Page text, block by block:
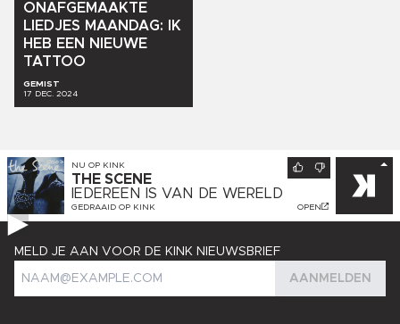
ONAFGEMAAKTE
LIEDJES MAANDAG:
IK
HEB EEN
NIEUWE
TATTOO
GEMIST
17 DEC. 2024
NU OP KINK
THE SCENE
IEDEREEN IS VAN DE WERELD
GEDRAAID OP KINK OPEN
MELD JE AAN VOOR DE KINK NIEUWSBRIEF
AANMELDEN